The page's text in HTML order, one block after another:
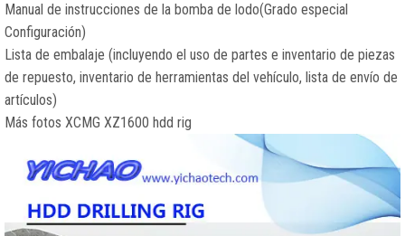
Manual de instrucciones de la bomba de lodo(Grado especial
Configuración)
Lista de embalaje (incluyendo el uso de partes e inventario de piezas
de repuesto, inventario de herramientas del vehículo, lista de envío de
artículos)
Más fotos XCMG XZ1600 hdd rig